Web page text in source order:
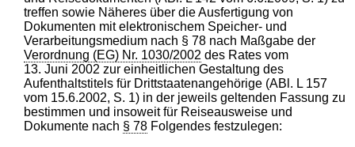
treffen sowie Näheres über die Ausfertigung von
Dokumenten mit elektronischem Speicher- und
Verarbeitungsmedium nach § 78 nach Maßgabe der
Verordnung (EG) Nr. 1030/2002 des Rates vom
13. Juni 2002 zur einheitlichen Gestaltung des
Aufenthaltstitels für Drittstaatenangehörige (ABl. L 157
vom 15.6.2002, S. 1) in der jeweils geltenden Fassung zu
bestimmen und insoweit für Reiseausweise und
Dokumente nach § 78 Folgendes festzulegen: